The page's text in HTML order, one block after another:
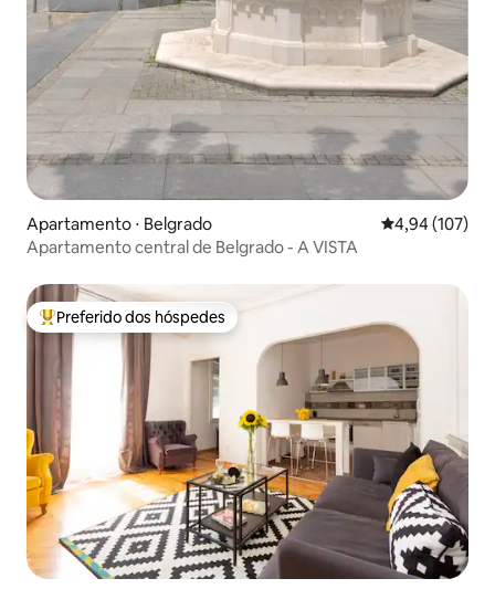
Apartamento ⋅ Belgrado 4,94 de uma
4,94 (107)
Apartamento central de Belgrado - A VISTA
Entre os melhores preferidos dos hóspedes
Preferido dos hóspedes